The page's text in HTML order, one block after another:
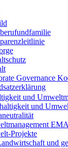
Governance
und
und
Projekte
und